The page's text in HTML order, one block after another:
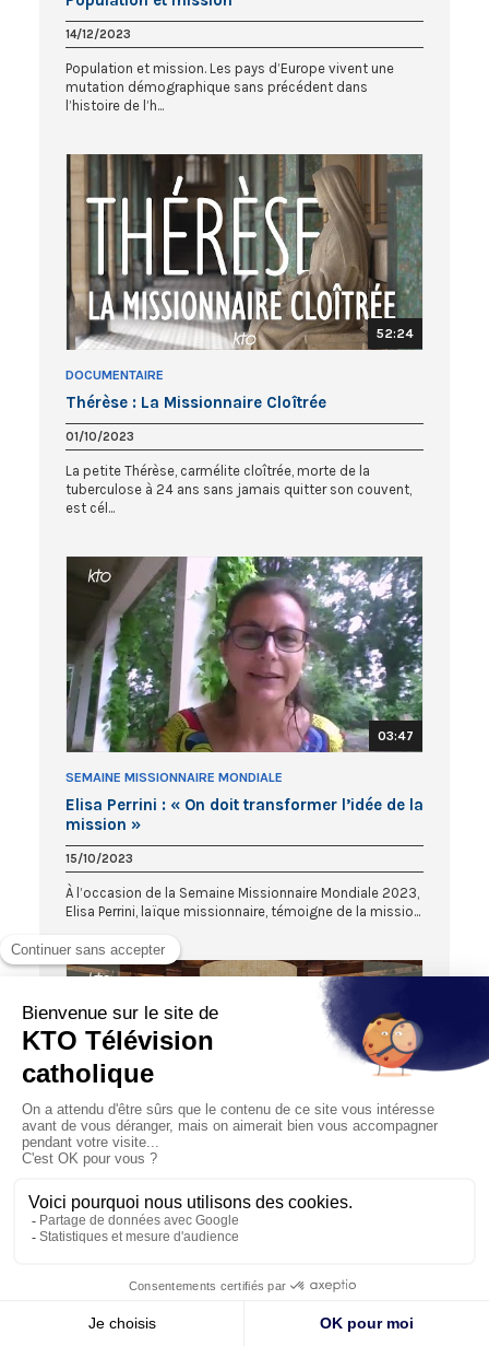
14/12/2023
Population et mission. Les pays d’Europe vivent une
mutation démographique sans précédent dans
l’histoire de l’h...
52:24
DOCUMENTAIRE
Thérèse : La Missionnaire Cloîtrée
01/10/2023
La petite Thérèse, carmélite cloîtrée, morte de la
tuberculose à 24 ans sans jamais quitter son couvent,
est cél...
03:47
SEMAINE MISSIONNAIRE MONDIALE
Elisa Perrini : « On doit transformer l’idée de la
mission »
15/10/2023
À l’occasion de la Semaine Missionnaire Mondiale 2023,
Elisa Perrini, laïque missionnaire, témoigne de la missio...
Heurs et malheurs des missions en Asie
30/11/2023
L’histoire des missionnaires envoyés en Asie évoque
souvent des destins lumineux, marqués par de
violentes persé...